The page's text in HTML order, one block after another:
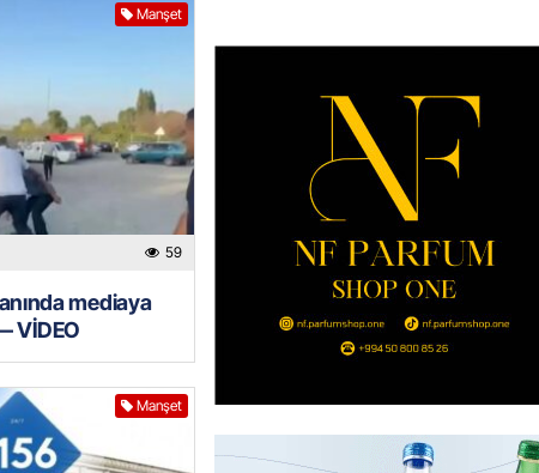
Manşet
59
mediaya
VİDEO
Manşet
Pakistan arasında Məkkə müdafiə
- 15:15
Tramp Ukraynaya bu silahı verməkdən
imtina etdi: ABŞ-ın özünün bu raketlərə
ehtiyacı var
- 15:00
İki futbolçu İran millisindən İMTİNA